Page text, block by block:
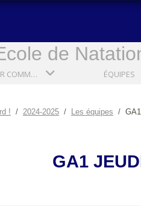
de
ECOLE DE NATATION : NAGER COMME UN GAILLARD ! ÉQUIPES
! 2024-2025 Les équipes
GA1